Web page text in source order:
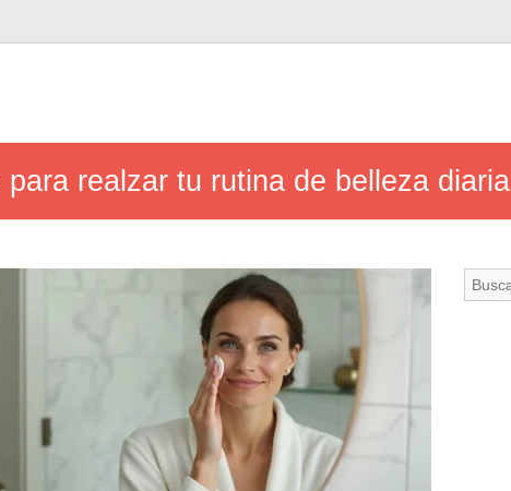
realzar tu rutina de belleza diaria